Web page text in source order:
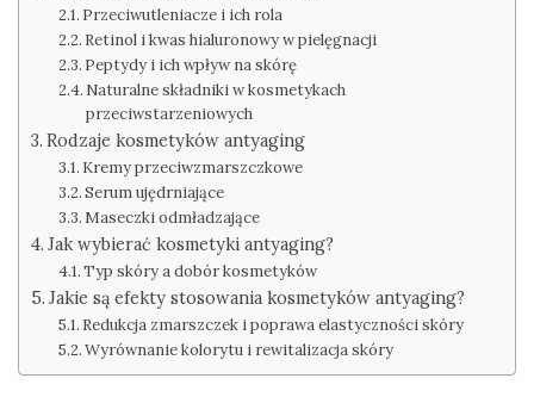
Przeciwutleniacze i ich rola
Retinol i kwas hialuronowy w pielęgnacji
Peptydy i ich wpływ na skórę
Naturalne składniki w kosmetykach
przeciwstarzeniowych
Rodzaje kosmetyków antyaging
Kremy przeciwzmarszczkowe
Serum ujędrniające
Maseczki odmładzające
Jak wybierać kosmetyki antyaging?
Typ skóry a dobór kosmetyków
Jakie są efekty stosowania kosmetyków antyaging?
Redukcja zmarszczek i poprawa elastyczności skóry
Wyrównanie kolorytu i rewitalizacja skóry